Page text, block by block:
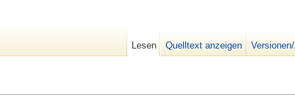
Lesen Quelltext anzeigen